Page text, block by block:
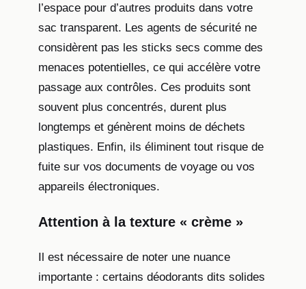
l’espace pour d’autres produits dans votre
sac transparent. Les agents de sécurité ne
considèrent pas les sticks secs comme des
menaces potentielles, ce qui accélère votre
passage aux contrôles. Ces produits sont
souvent plus concentrés, durent plus
longtemps et génèrent moins de déchets
plastiques. Enfin, ils éliminent tout risque de
fuite sur vos documents de voyage ou vos
appareils électroniques.
Attention à la texture « crème »
Il est nécessaire de noter une nuance
importante : certains déodorants dits solides